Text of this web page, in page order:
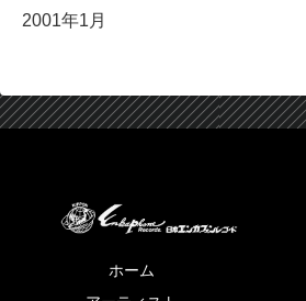
2001年1月
ホーム